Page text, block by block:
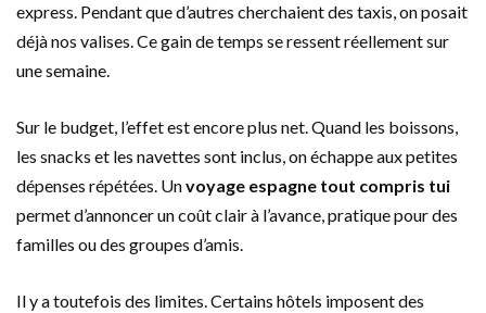
express. Pendant que d’autres cherchaient des taxis, on posait
déjà nos valises. Ce gain de temps se ressent réellement sur
une semaine.
Sur le budget, l’effet est encore plus net. Quand les boissons,
les snacks et les navettes sont inclus, on échappe aux petites
dépenses répétées. Unvoyage espagne tout compris tui
permet d’annoncer un coût clair à l’avance, pratique pour des
familles ou des groupes d’amis.
Il y a toutefois des limites. Certains hôtels imposent des